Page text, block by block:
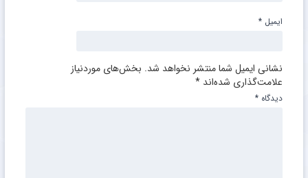
نشانی ایمیل شما منتشر نخواهد شد. بخش‌های موردنیاز
علامت‌گذاری شده‌اند *
دیدگاه *
ایمیل *